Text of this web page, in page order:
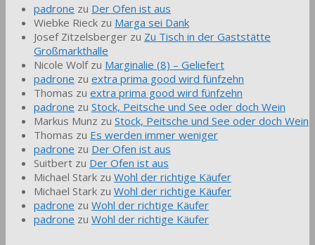
padrone zu Der Ofen ist aus
Wiebke Rieck zu Marga sei Dank
Josef Zitzelsberger zu Zu Tisch in der Gaststätte
Großmarkthalle
Nicole Wolfzu Marginalie (8) – Geliefert
padrone zu extra prima good wird fünfzehn
Thomas zu extra prima good wird fünfzehn
padrone zu Stock, Peitsche und See oder doch Wein
Markus Munz zu Stock, Peitsche und See oder doch Wein
Thomas zu Es werden immer weniger
padrone zu Der Ofen ist aus
Suitbert zu Der Ofen ist aus
Michael Stark zu Wohl der richtige Käufer
Michael Stark zu Wohl der richtige Käufer
padrone zu Wohl der richtige Käufer
padrone zu Wohl der richtige Käufer